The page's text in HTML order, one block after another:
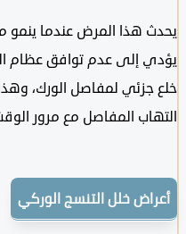
هذا المرض عندما ينمو مفصل
إلى عدم توافق عظام الورك
لمفاصل الورك، وهذا
المفاصل مع مرور الوقت.
خلل التنسج الوركي